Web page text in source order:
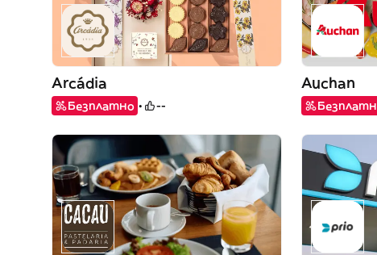
Arcádia
Безплатно --
Auchan